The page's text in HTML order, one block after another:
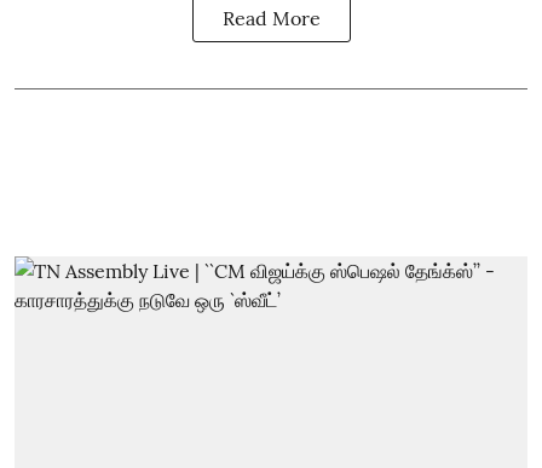
Read More